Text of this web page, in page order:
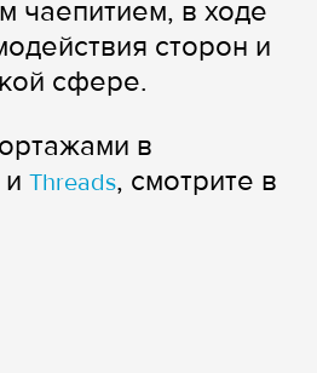
чаепитием, в ходе
сторон и
сфере.
в
и Threads, смотрите в